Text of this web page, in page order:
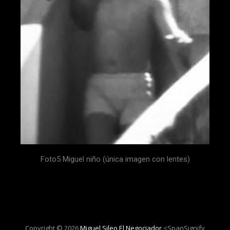
Foto5 Miguel niño (única imagen con lentes)
Copyright © 2026Miguel Sileo El Negociador <spanSignify